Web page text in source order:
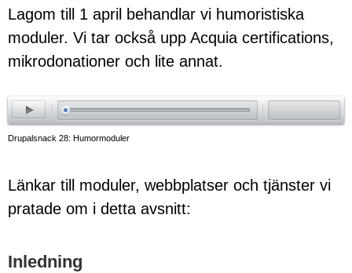
Lagom till 1 april behandlar vi humoristiska
moduler. Vi tar också upp Acquia certifications,
mikrodonationer och lite annat.
Drupalsnack 28: Humormoduler
Länkar till moduler, webbplatser och tjänster vi
pratade om i detta avsnitt:
Inledning